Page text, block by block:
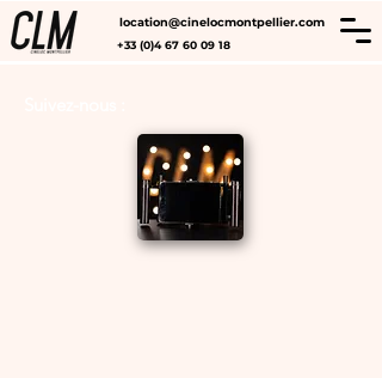
location@cinelocmontpellier.com
+33 (0)4 67 60 09 18